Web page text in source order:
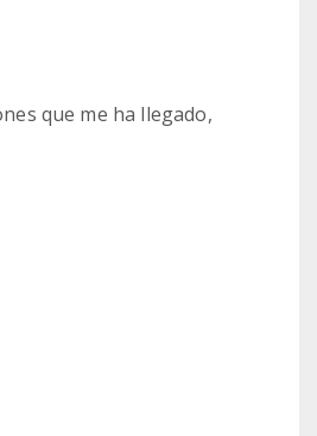
que me ha llegado,